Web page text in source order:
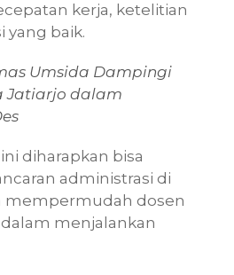
kerja, ketelitian
yang baik.
Umsida Dampingi
Jatiarjo dalam
diharapkan bisa
administrasi di
mempermudah dosen
menjalankan